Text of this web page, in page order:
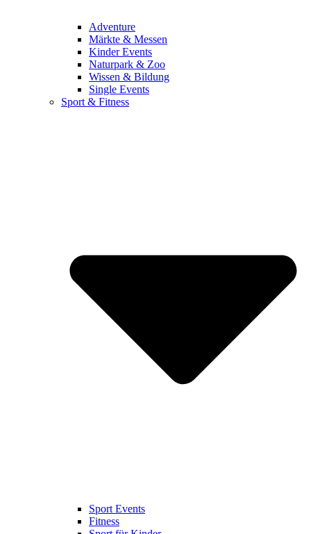
Adventure
Märkte & Messen
Kinder Events
Naturpark & Zoo
Wissen & Bildung
Single Events
Sport & Fitness
Sport Events
Fitness